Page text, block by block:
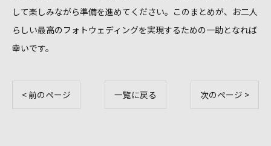
して楽しみながら準備を進めてください。このまとめが、お二人
らしい最高のフォトウェディングを実現するための一助となれば
幸いです。
< 前のページ 一覧に戻る 次のページ >